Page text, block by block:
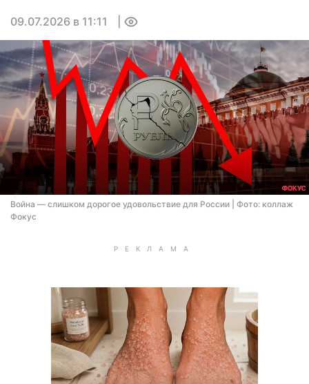
09.07.2026 в 11:11
Война — слишком дорогое удовольствие для России | Фото: коллаж
Фокус